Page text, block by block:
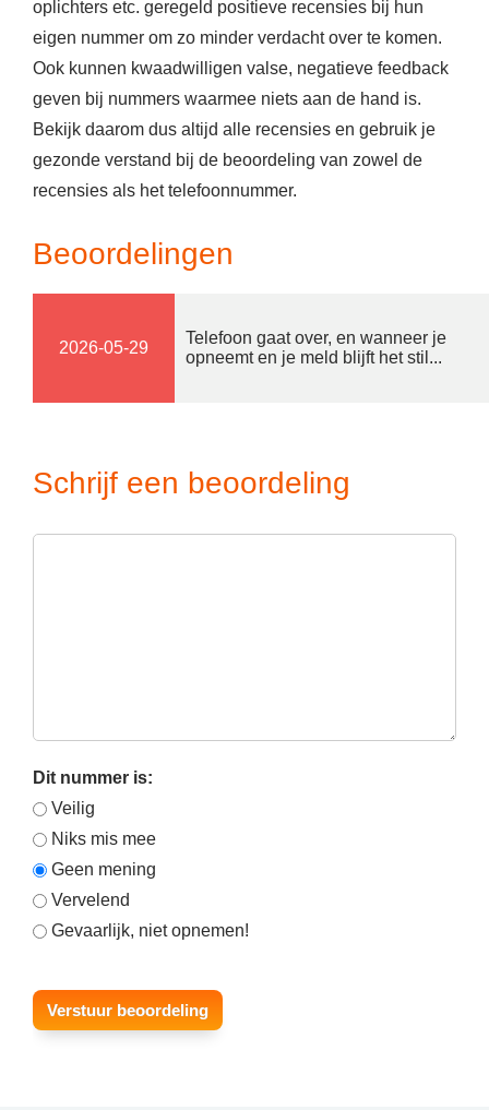
oplichters etc. geregeld positieve recensies bij hun
eigen nummer om zo minder verdacht over te komen.
Ook kunnen kwaadwilligen valse, negatieve feedback
geven bij nummers waarmee niets aan de hand is.
Bekijk daarom dus altijd alle recensies en gebruik je
gezonde verstand bij de beoordeling van zowel de
recensies als het telefoonnummer.
Beoordelingen
2026-05-29
Telefoon gaat over, en wanneer je
opneemt en je meld blijft het stil...
Schrijf een beoordeling
Dit nummer is:
Veilig
Niks mis mee
Geen mening
Vervelend
Gevaarlijk, niet opnemen!